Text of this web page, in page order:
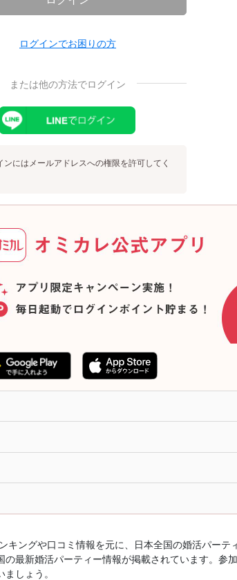
ログインでお困りの方
または他の方法でログイン
ンにはメールアドレスへの権限を許可してく
ングや口コミ情報を元に、日本全国の婚活パー
最新婚活パーティー情報が掲載されています。参
しょう。